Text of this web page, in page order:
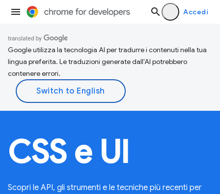
Accedi
Google utilizza la tecnologia AI per tradurre i contenuti nella tua
lingua preferita. Le traduzioni generate dall'AI potrebbero
contenere errori.
CSS e UI
Scopri le API, gli strumenti e le tecniche più recenti per